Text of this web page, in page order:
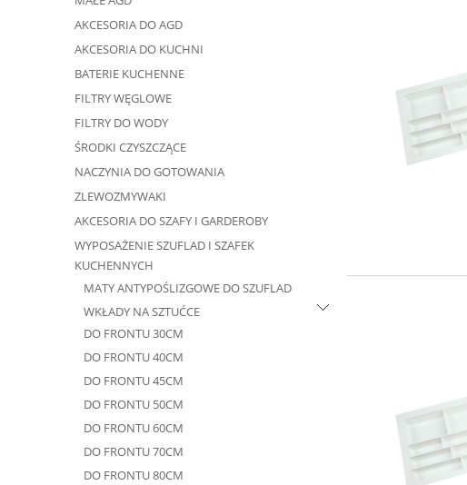
AKCESORIA DO AGD
AKCESORIA DO KUCHNI
BATERIE KUCHENNE
FILTRY WĘGLOWE
FILTRY DO WODY
ŚRODKI CZYSZCZĄCE
NACZYNIA DO GOTOWANIA
ZLEWOZMYWAKI
AKCESORIA DO SZAFY I GARDEROBY
WYPOSAŻENIE SZUFLAD I SZAFEK
KUCHENNYCH
MATY ANTYPOŚLIZGOWE DO SZUFLAD
WKŁADY NA SZTUĆCE
DO FRONTU 30CM
DO FRONTU 40CM
DO FRONTU 45CM
DO FRONTU 50CM
DO FRONTU 60CM
DO FRONTU 70CM
DO FRONTU 80CM